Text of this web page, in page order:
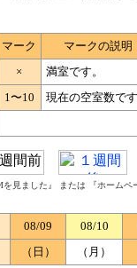
マーク
マークの説明
×
満室です。
1〜10
現在の空室数です
見ました』 または 『ホーム
08/09 08/10
（日） （月）